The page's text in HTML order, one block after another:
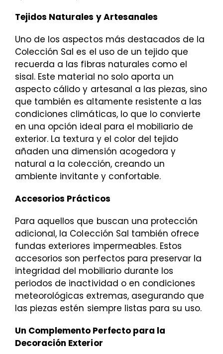
Tejidos Naturales y Artesanales
Uno de los aspectos más destacados de la
Colección Sal es el uso de un tejido que
recuerda a las fibras naturales como el
sisal. Este material no solo aporta un
aspecto cálido y artesanal a las piezas, sino
que también es altamente resistente a las
condiciones climáticas, lo que lo convierte
en una opción ideal para el mobiliario de
exterior. La textura y el color del tejido
añaden una dimensión acogedora y
natural a la colección, creando un
ambiente invitante y confortable.
Accesorios Prácticos
Para aquellos que buscan una protección
adicional, la Colección Sal también ofrece
fundas exteriores impermeables. Estos
accesorios son perfectos para preservar la
integridad del mobiliario durante los
periodos de inactividad o en condiciones
meteorológicas extremas, asegurando que
las piezas estén siempre listas para su uso.
Un Complemento Perfecto para la
Decoración Exterior